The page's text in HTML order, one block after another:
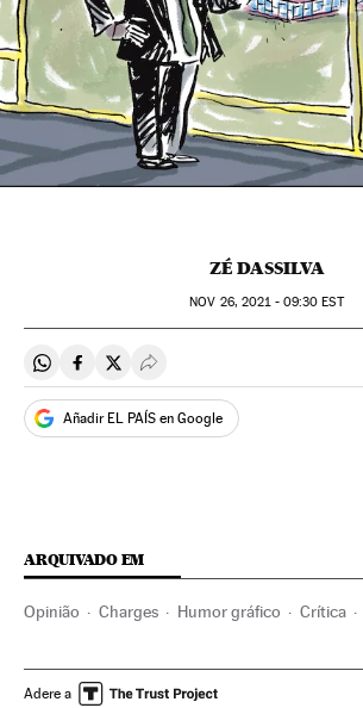
ZÉ DASSILVA
NOV 26, 2021 - 09:30 EST
Compartir en Whatsapp
Compartir en Facebook
Compartir en Twitter
Desplegar Redes Sociales
Añadir EL PAÍS en Google
ARQUIVADO EM
Opinião Charges Humor gráfico Crítica
Adere a